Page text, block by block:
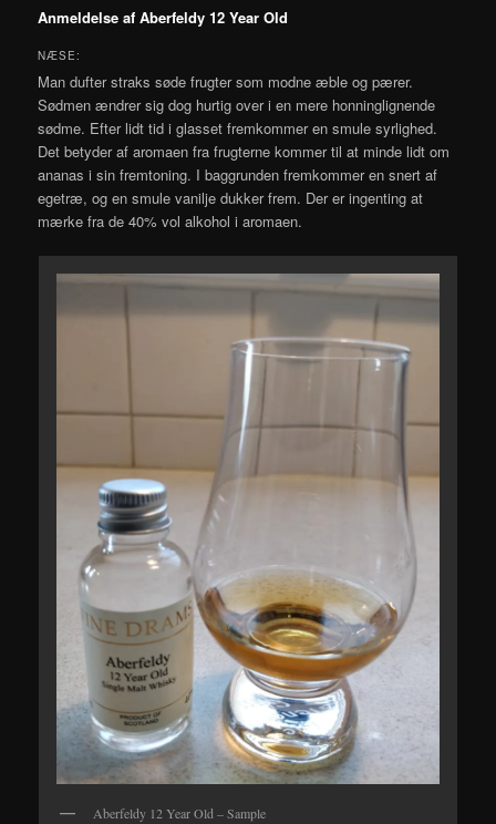
Anmeldelse af Aberfeldy 12 Year Old
NÆSE:
Man dufter straks søde frugter som modne æble og pærer.
Sødmen ændrer sig dog hurtig over i en mere honninglignende
sødme. Efter lidt tid i glasset fremkommer en smule syrlighed.
Det betyder af aromaen fra frugterne kommer til at minde lidt om
ananas i sin fremtoning. I baggrunden fremkommer en snert af
egetræ, og en smule vanilje dukker frem. Der er ingenting at
mærke fra de 40% vol alkohol i aromaen.
Aberfeldy 12 Year Old – Sample